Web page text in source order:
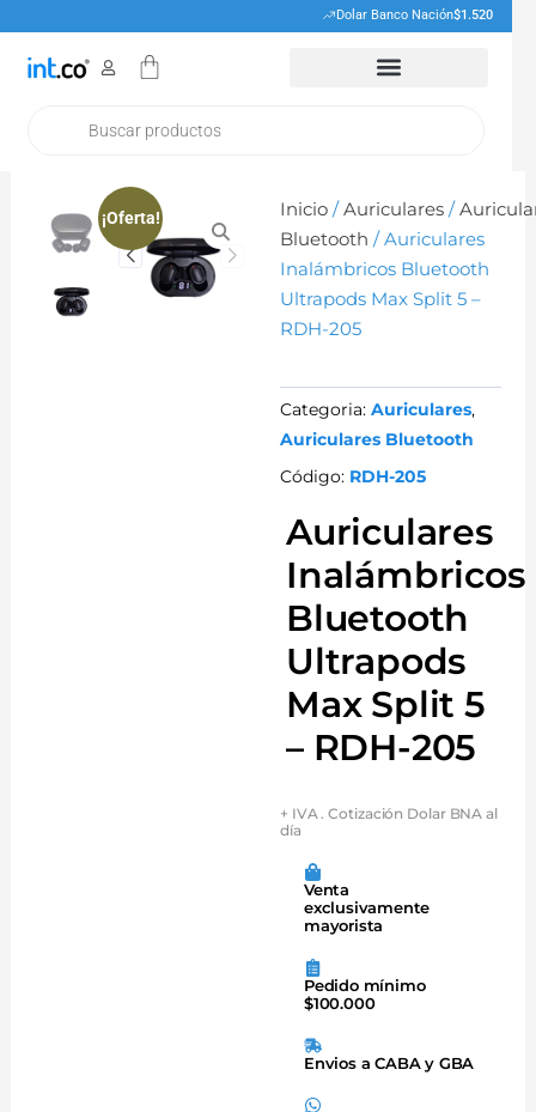
contenido
Dolar Banco Nación$1.520
Cart
¡Oferta! Inicio /Auriculares /
Bluetooth / Auriculares
Inalámbricos Bluetooth
Ultrapods Max Split 5 –
RDH-205
Categoria: Auriculares,
Auriculares Bluetooth
Código: RDH-205
Auriculares
Inalámbricos
Bluetooth
Ultrapods
Max Split 5
– RDH-205
+ IVA . Cotización Dolar BNA al
día
Venta
exclusivamente
mayorista
Pedido mínimo
$100.000
Envios a CABA y GBA